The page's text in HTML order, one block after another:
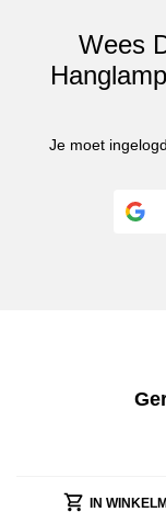
Wees
Je moet
IN